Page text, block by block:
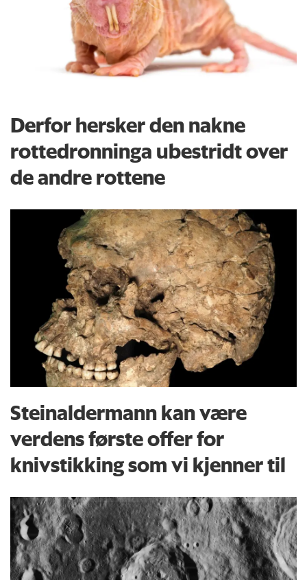
Derfor hersker den nakne
rottedronninga ubestridt over
de andre rottene
Steinaldermann kan være
verdens første offer for
knivstikking som vi kjenner til